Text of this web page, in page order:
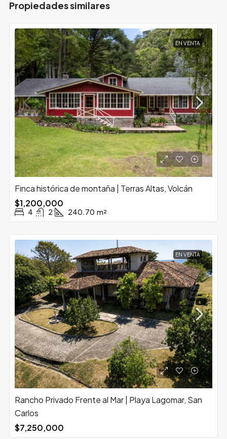
Propiedades similares
EN VENTA
Finca histórica de montaña | Terras Altas, Volcán
$1,200,000
4 2 240.70 m²
EN VENTA
Rancho Privado Frente al Mar | Playa Lagomar, San
Carlos
$7,250,000